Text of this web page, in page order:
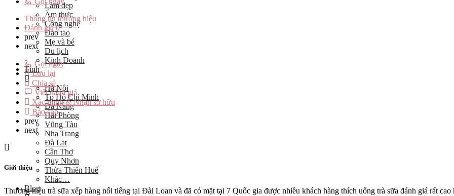
Làm đẹp
Ẩm thực
Công nghệ
Đào tạo
Mẹ và bé
Du lịch
Kinh Doanh
Tỉnh
Hà Nội
Tp Hồ Chí Minh
Đà Nẵng
Hải Phòng
Vũng Tàu
Nha Trang
Đà Lạt
Cần Thơ
Quy Nhơn
Thừa Thiên Huế
Khác…
Blog
Thông tin thương hiệu
Đánh giá0
prev
next
Gọi ngay
Lưu lại
Chia sẻ
Viết đánh giá
Xác minh & Nhận sở hữu
Báo cáo
prev
next
Giới thiệu
Thương hiệu trà sữa xếp hàng nổi tiếng tại Đài Loan và đã có mặt tại 7 Quốc gia được nhiều khách hàng thích uống trà sữa đánh giá rất